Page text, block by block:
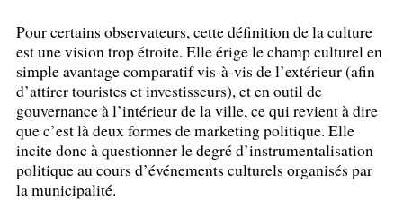
Pour certains observateurs, cette définition de la culture
est une vision trop étroite. Elle érige le champ culturel en
simple avantage comparatif vis-à-vis de l’extérieur (afin
d’attirer touristes et investisseurs), et en outil de
gouvernance à l’intérieur de la ville, ce qui revient à dire
que c’est là deux formes de marketing politique. Elle
incite donc à questionner le degré d’instrumentalisation
politique au cours d’événements culturels organisés par
la municipalité.